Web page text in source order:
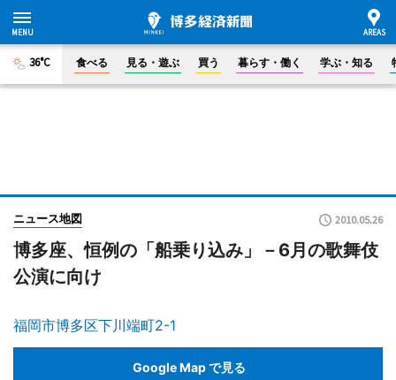
36°C 食べる 見る・遊ぶ 買う 暮らす・働く 学ぶ・知る
ニュース地図 2010.05.26
博多座、恒例の「船乗り込み」－6月の歌舞伎
公演に向け
福岡市博多区下川端町2-1
Google Map で見る